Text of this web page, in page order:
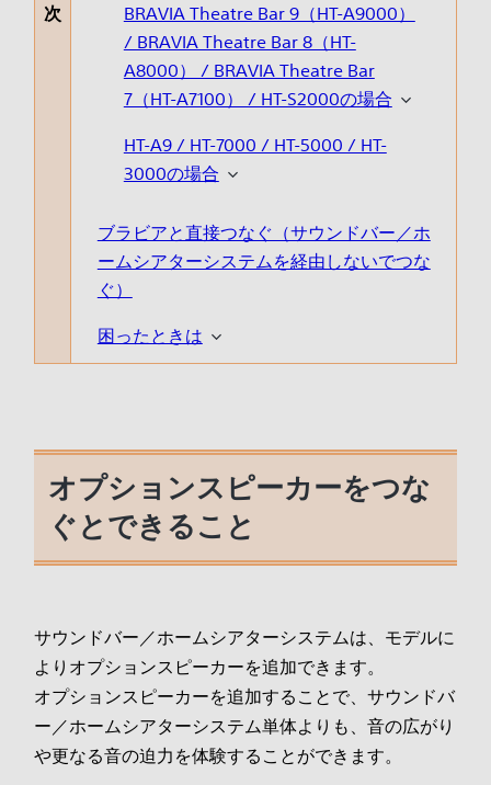
次
BRAVIA Theatre Bar 9（HT-A9000）
/ BRAVIA Theatre Bar 8（HT-
A8000） / BRAVIA Theatre Bar
7（HT-A7100） / HT-S2000の場合
HT-A9 / HT-7000 / HT-5000 / HT-
3000の場合
ブラビアと直接つなぐ（サウンドバー／ホ
ームシアターシステムを経由しないでつな
ぐ）
困ったときは
オプションスピーカーをつな
ぐとできること
サウンドバー／ホームシアターシステムは、モデルに
よりオプションスピーカーを追加できます。
オプションスピーカーを追加することで、サウンドバ
ー／ホームシアターシステム単体よりも、音の広がり
や更なる音の迫力を体験することができます。